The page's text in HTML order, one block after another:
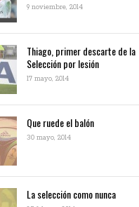
9 noviembre, 2014
Thiago, primer descarte de la
Selección por lesión
17 mayo, 2014
Que ruede el balón
30 mayo, 2014
La selección como nunca